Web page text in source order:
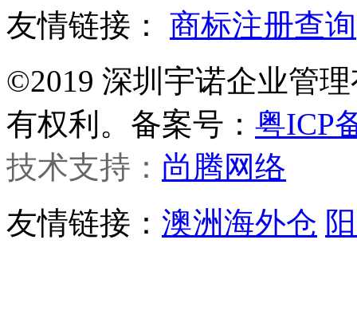
友情链接：
商标注册查询
©2019 深圳宇诺企业管
有权利。备案号： 粤ICP
技术支持： 尚腾网络
友情链接： 澳洲海外仓